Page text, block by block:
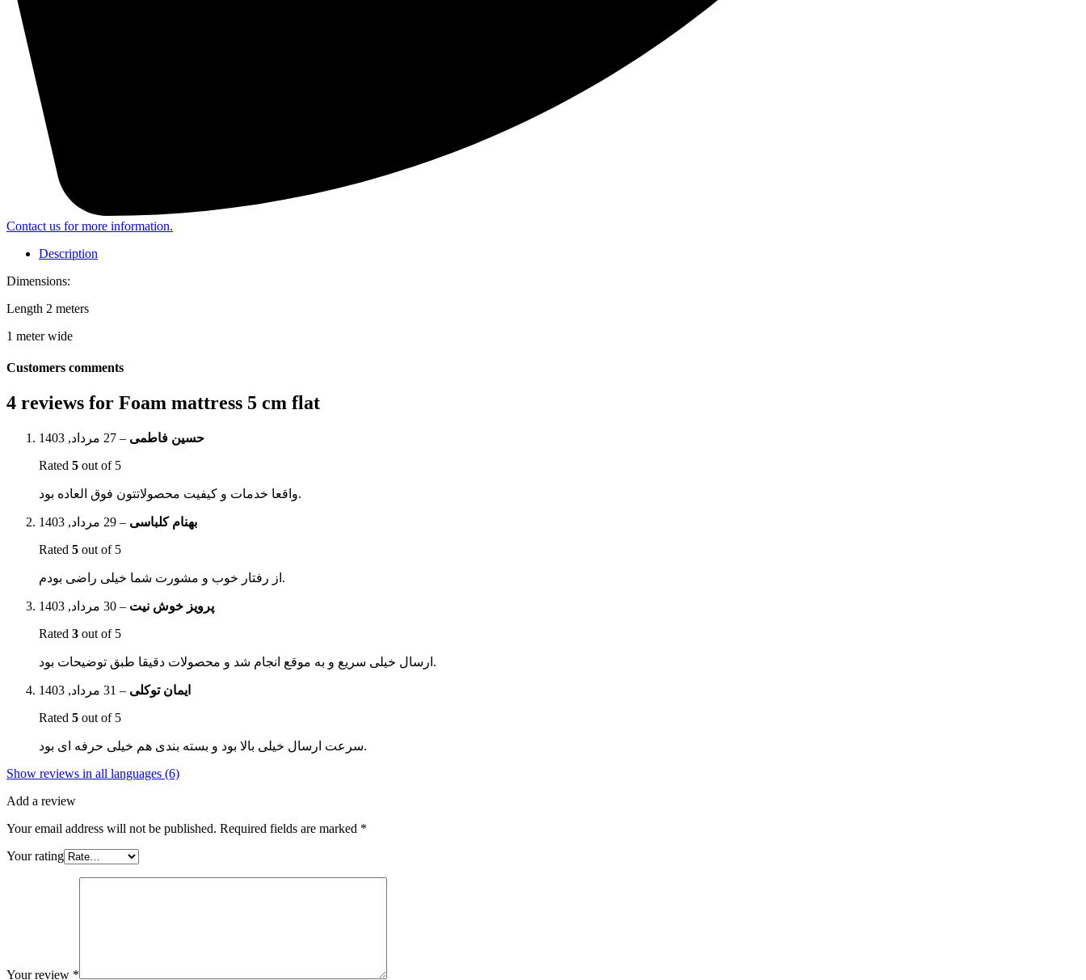
Contact us for more information.
Description
Dimensions:
Length 2 meters
1 meter wide
Customers comments
4 reviews for Foam mattress 5 cm flat
حسین فاطمی – 27 مرداد, 1403
Rated 5 out of 5
واقعا خدمات و کیفیت محصولاتتون فوق العاده بود.
بهنام کلباسی – 29 مرداد, 1403
Rated 5 out of 5
از رفتار خوب و مشورت شما خیلی راضی بودم.
پرویز خوش نیت – 30 مرداد, 1403
Rated 3 out of 5
ارسال خیلی سریع و به موقع انجام شد و محصولات دقیقا طبق توضیحات بود.
ایمان توکلی – 31 مرداد, 1403
Rated 5 out of 5
سرعت ارسال خیلی بالا بود و بسته بندی هم خیلی حرفه ای بود.
Show reviews in all languages (6)
Add a review
Your email address will not be published. Required fields are marked *
Your rating
Your review *